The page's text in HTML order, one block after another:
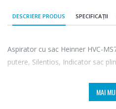
DESCRIERE PRODUS SPECIFICAȚII
Aspirator cu sac Heinner HVC-
putere, Silentios, Indicator sac
MAI